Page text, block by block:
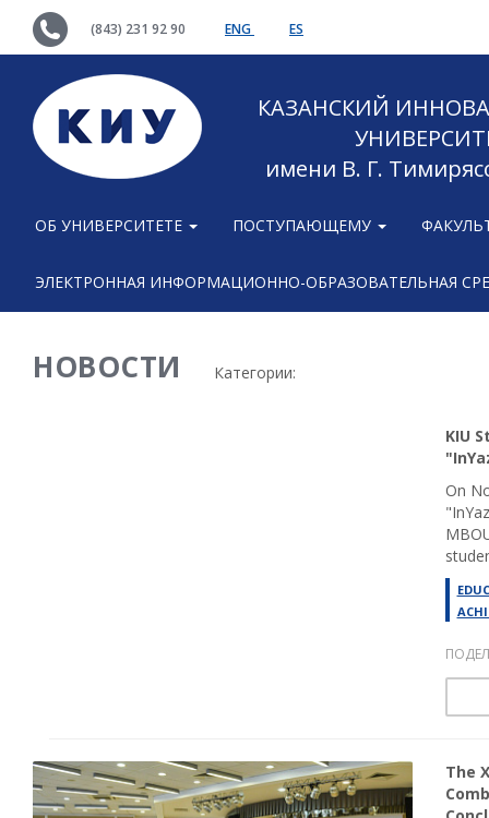
(843) 231 92 90 ENG ES
КАЗАНСКИЙ
имени В. Г.
ОБ УНИВЕРСИТЕТЕ ПОСТУПАЮЩЕМУ
ЭЛЕКТРОННАЯ ИНФОРМАЦИОННО-ОБРАЗОВАТЕЛЬНАЯ
НОВОСТИ Категории:
KIU
On
The